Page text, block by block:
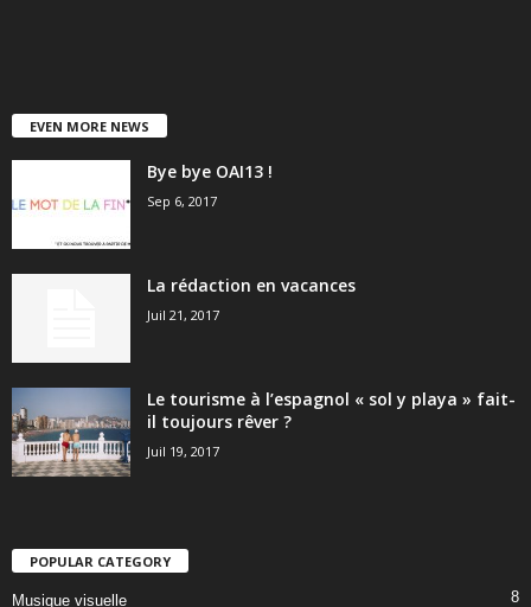
EVEN MORE NEWS
Bye bye OAI13 !
Sep 6, 2017
La rédaction en vacances
Juil 21, 2017
Le tourisme à l’espagnol « sol y playa » fait-
il toujours rêver ?
Juil 19, 2017
POPULAR CATEGORY
Musique visuelle 8